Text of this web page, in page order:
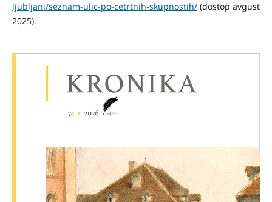
ljubljani/seznam-ulic-po-cetrtnih-skupnostih/(dostop avgust
2025).